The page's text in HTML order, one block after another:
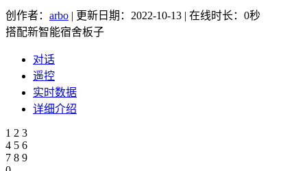
创作者： arbo | 更新日期：2022-10-13 | 在线时长：0秒
搭配新智能宿舍板子
对话
遥控
实时数据
详细介绍
1 2 3
4 5 6
7 8 9